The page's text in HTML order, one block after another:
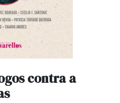
contra a